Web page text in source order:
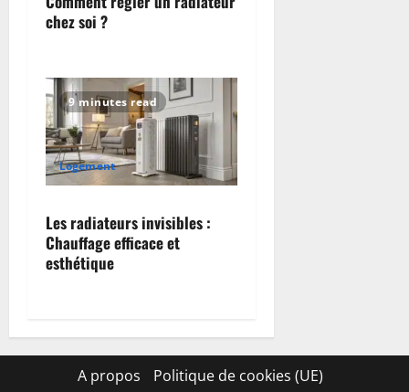
chez soi ?
9 minutes read
Logement
Les radiateurs invisibles :
Chauffage efficace et
esthétique
A propos Politique de cookies (UE)